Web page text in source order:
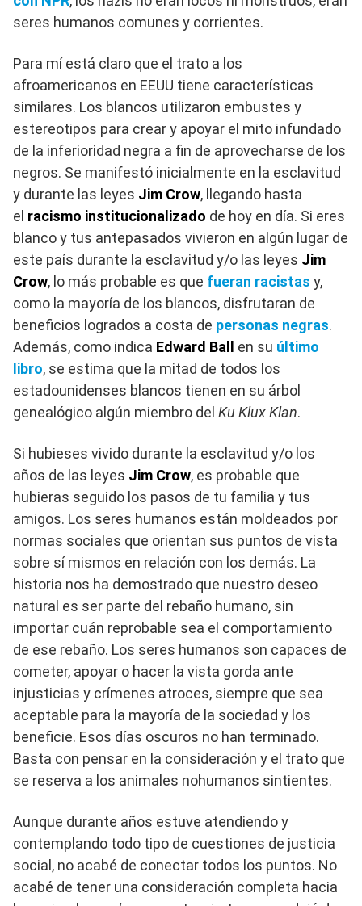
seres humanos comunes y corrientes.
Para mí está claro que el trato a los
afroamericanos en EEUU tiene características
similares. Los blancos utilizaron embustes y
estereotipos para crear y apoyar el mito infundado
de la inferioridad negra a fin de aprovecharse de los
negros. Se manifestó inicialmente en la esclavitud
y durante las leyes Jim Crow, llegando hasta
el racismo institucionalizado de hoy en día. Si eres
blanco y tus antepasados vivieron en algún lugar de
este país durante la esclavitud y/o las leyes Jim
Crow, lo más probable es que fueran racistas y,
como la mayoría de los blancos, disfrutaran de
beneficios logrados a costa de personas negras.
Además, como indica Edward Ball en su último
libro, se estima que la mitad de todos los
estadounidenses blancos tienen en su árbol
genealógico algún miembro del Ku Klux Klan.
Si hubieses vivido durante la esclavitud y/o los
años de las leyes Jim Crow, es probable que
hubieras seguido los pasos de tu familia y tus
amigos. Los seres humanos están moldeados por
normas sociales que orientan sus puntos de vista
sobre sí mismos en relación con los demás. La
historia nos ha demostrado que nuestro deseo
natural es ser parte del rebaño humano, sin
importar cuán reprobable sea el comportamiento
de ese rebaño. Los seres humanos son capaces de
cometer, apoyar o hacer la vista gorda ante
injusticias y crímenes atroces, siempre que sea
aceptable para la mayoría de la sociedad y los
beneficie. Esos días oscuros no han terminado.
Basta con pensar en la consideración y el trato que
se reserva a los animales nohumanos sintientes.
Aunque durante años estuve atendiendo y
contemplando todo tipo de cuestiones de justicia
social, no acabé de conectar todos los puntos. No
acabé de tener una consideración completa hacia